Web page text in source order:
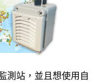
測站，並且想使用自